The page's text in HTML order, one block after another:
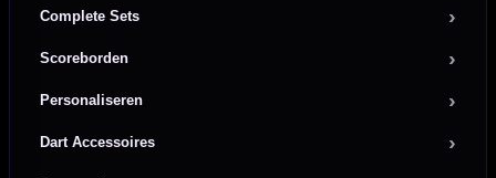
Complete Sets
Scoreborden
Personaliseren
Dart Accessoires